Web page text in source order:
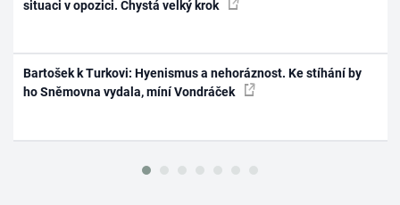
situaci v opozici. Chystá velký krok
Bartošek k Turkovi: Hyenismus a nehoráznost. Ke stíhání by
ho Sněmovna vydala, míní Vondráček